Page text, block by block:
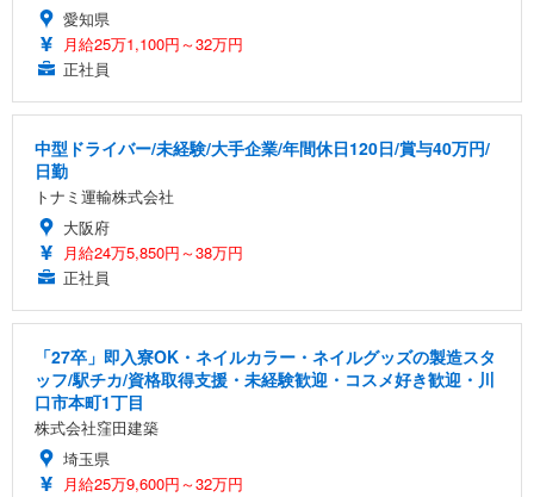
愛知県
月給25万1,100円～32万円
正社員
中型ドライバー/未経験/大手企業/年間休日120日/賞与40万円/
日勤
トナミ運輸株式会社
大阪府
月給24万5,850円～38万円
正社員
「27卒」即入寮OK・ネイルカラー・ネイルグッズの製造スタ
ッフ/駅チカ/資格取得支援・未経験歓迎・コスメ好き歓迎・川
口市本町1丁目
株式会社窪田建築
埼玉県
月給25万9,600円～32万円